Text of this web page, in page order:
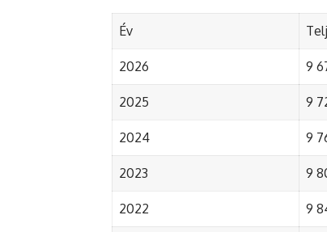
Év
2026 9
2025 9
2024 9
2023 9
2022 9